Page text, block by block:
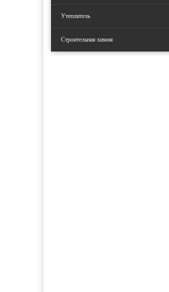
Утеплитель
Строительная химия